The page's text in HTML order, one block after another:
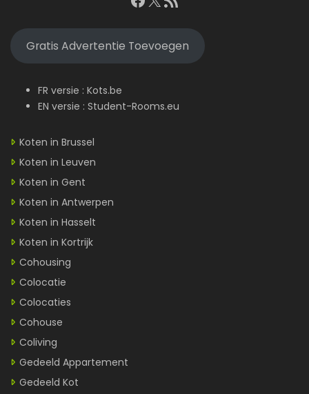
Gratis Advertentie Toevoegen
FR versie : Kots.be
EN versie : Student-Rooms.eu
Koten in Brussel
Koten in Leuven
Koten in Gent
Koten in Antwerpen
Koten in Hasselt
Koten in Kortrijk
Cohousing
Colocatie
Colocaties
Cohouse
Coliving
Gedeeld Appartement
Gedeeld Kot